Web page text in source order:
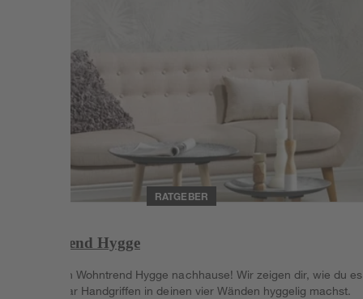
RATGEBER
Wohntrend Hygge
Hol dir den Wohntrend Hygge nachhause! Wir zeigen dir, wie du
mit ein paar Handgriffen in deinen vier Wänden hyggelig machst.